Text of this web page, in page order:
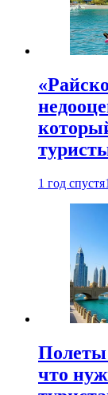
1 год спустя
что